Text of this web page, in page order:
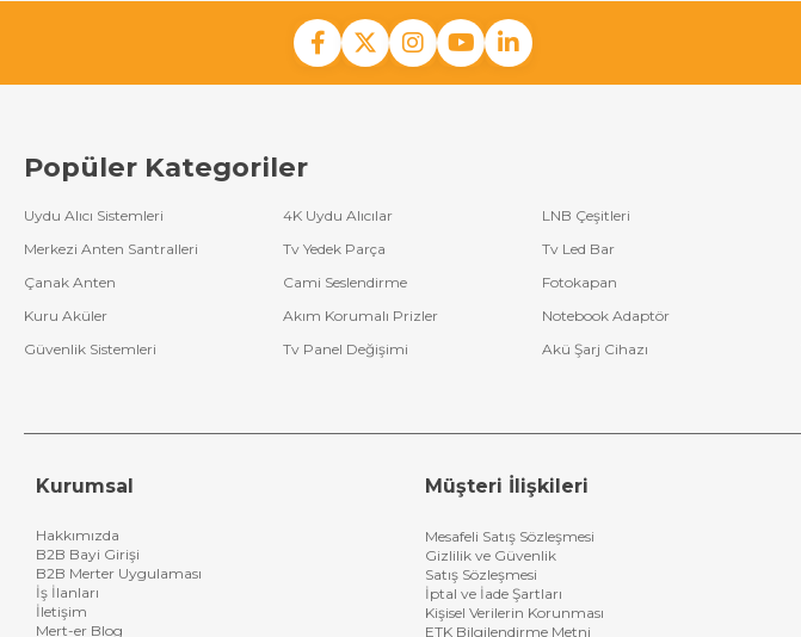
Popüler Kategoriler
Uydu Alıcı Sistemleri 4K Uydu Alıcılar LNB Çeşitleri
Merkezi Anten Santralleri
Tv Yedek Parça Tv Led Bar
Çanak Anten
Cami Seslendirme Fotokapan
Kuru Aküler
Akım Korumalı Prizler Notebook Adaptör
Güvenlik Sistemleri
Tv Panel Değişimi Akü Şarj Cihazı
Kurumsal
Hakkımızda
B2B Bayi Girişi
B2B Merter Uygulaması
İş İlanları
İletişim
Mert-er Blog
Müşteri İlişkileri
Mesafeli Satış Sözleşmesi
Gizlilik ve Güvenlik
Satış Sözleşmesi
İptal ve İade Şartları
Kişisel Verilerin Korunması
ETK Bilgilendirme Metni